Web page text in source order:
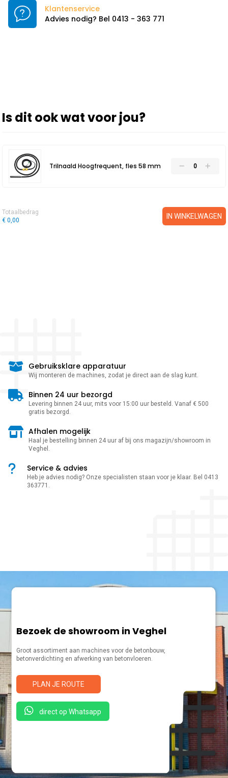
Klantenservice
Advies nodig? Bel 0413 - 363 771
Is dit ook wat voor jou?
Trilnaald Hoogfrequent, fles 58 mm
Totaalbedrag
€ 0,00
IN WINKELWAGEN
Gebruiksklare apparatuur
Wij monteren de machines, zodat je direct aan de slag kunt.
Binnen 24 uur bezorgd
Levering binnen 24 uur, mits voor 15:00 uur besteld. Vanaf € 500
gratis bezorgd.
Afhalen mogelijk
Haal je bestelling binnen 24 uur af bij ons magazijn/showroom in
Veghel.
Service & advies
Heb je advies nodig? Onze specialisten staan voor je klaar. Bel 0413
363771.
Bezoek de showroom in Veghel
Groot assortiment aan machines voor de betonbouw,
betonverdichting en afwerking van betonvloeren.
PLAN JE ROUTE
direct op Whatsapp